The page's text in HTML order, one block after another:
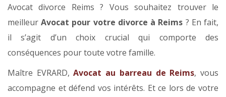
Avocat divorce Reims ? Vous souhaitez trouver le
meilleurAvocat pour votre divorce à Reims ? En fait,
il s’agit d’un choix crucial qui comporte des
conséquences pour toute votre famille.
Maître EVRARD,Avocat au barreau de Reims, vous
accompagne et défend vos intérêts. Et ce lors de votre